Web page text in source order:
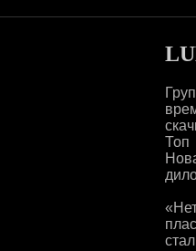
Топ